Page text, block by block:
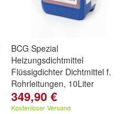
BCG Spezial
Heizungsdichtmittel
Flüssigdichter Dichtmittel f.
Rohrleitungen, 10Liter
349,90 €
Kostenloser Versand